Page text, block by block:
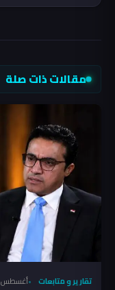
مقالات ذات صلة
تقارير و متابعات أغسطس 8, 2026